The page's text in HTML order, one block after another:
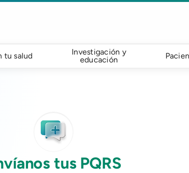
tu salud
Investigación y
educación
tus PQRS